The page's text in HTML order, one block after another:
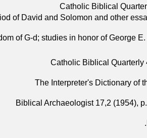
Catholic Biblical
of David and Solomon and other
of G-d; studies in honor of George
Catholic Biblical Quarterly
The Interpreter's Dictionary of
Biblical Archaeologist 17,2 (1954),